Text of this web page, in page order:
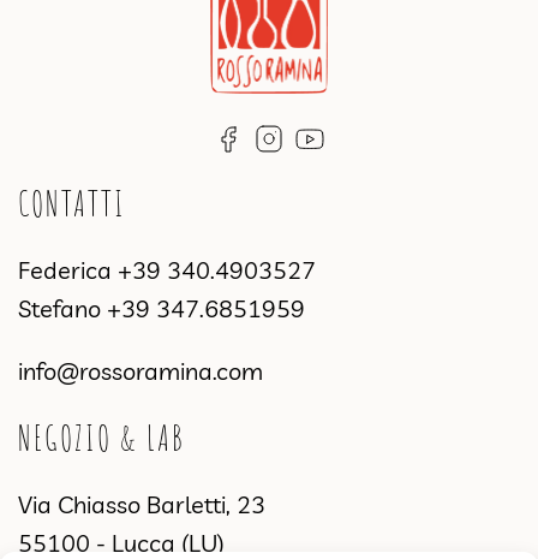
CONTATTI
Federica +39 340.4903527
Stefano +39 347.6851959
info@rossoramina.com
NEGOZIO & LAB
Via Chiasso Barletti, 23
55100 - Lucca (LU)